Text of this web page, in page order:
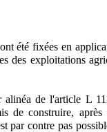
été fixées en
des exploitations
de l'article L
de construire,
par contre pas